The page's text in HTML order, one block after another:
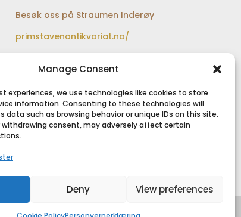
Manage Consent
experiences, we use technologies like cookies to store
information. Consenting to these technologies will
data such as browsing behavior or unique IDs on this site.
consent, may adversely affect certain
Deny View preferences
Besøk oss på Straumen Inderøy
primstavenantikvariat.no/
bak Coop extra og Shell
SIKKER BETALING